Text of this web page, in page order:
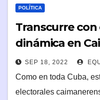
POLÍTICA
Transcurre
dinámica en
SEP 18, 2022
Como en toda Cuba,
electorales